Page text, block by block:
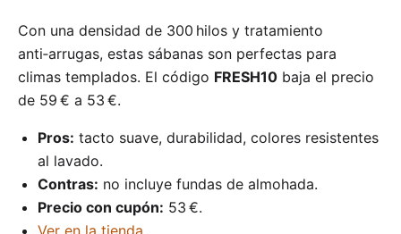
Con una densidad de 300 hilos y tratamiento
anti‑arrugas, estas sábanas son perfectas para
climas templados. El código FRESH10 baja el precio
de 59 € a 53 €.
Pros: tacto suave, durabilidad, colores resistentes
al lavado.
Contras: no incluye fundas de almohada.
Precio con cupón: 53 €.